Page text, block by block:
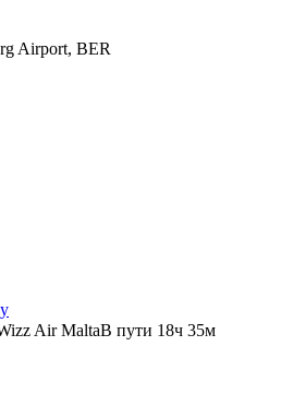
Airport, BER
Air MaltaВ пути 18ч 35м